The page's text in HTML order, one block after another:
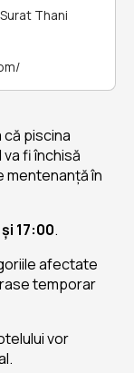
Thani
că piscina
va fi închisă
mentenanță în
17:00.
afectate
temporar
vor